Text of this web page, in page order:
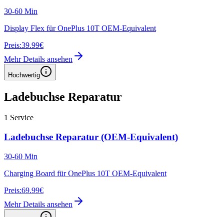
30-60 Min
Display Flex für OnePlus 10T OEM-Equivalent
Preis:39.99€
Mehr Details ansehen
Hochwertig
Ladebuchse Reparatur
1 Service
Ladebuchse Reparatur (OEM-Equivalent)
30-60 Min
Charging Board für OnePlus 10T OEM-Equivalent
Preis:69.99€
Mehr Details ansehen